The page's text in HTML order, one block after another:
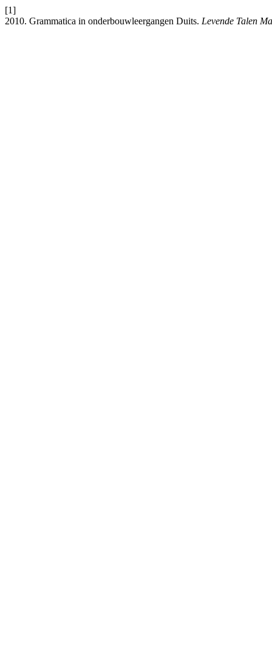
[1]
2010. Grammatica in onderbouwleergangen Duits. Levende Talen